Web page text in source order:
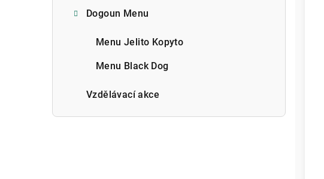
Dogoun Menu
Menu Jelito Kopyto
Menu Black Dog
Vzdělávací akce